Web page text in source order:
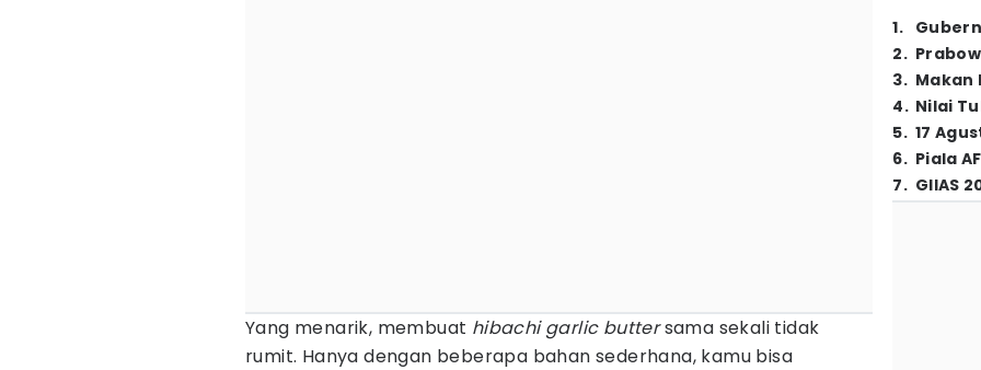
Yang menarik, membuat hibachi garlic buttersama sekali tidak
rumit. Hanya dengan beberapa bahan sederhana, kamu bisa
1.
2.
3. Makan
4. Nilai
5. 17
6. Piala
7. GIIAS